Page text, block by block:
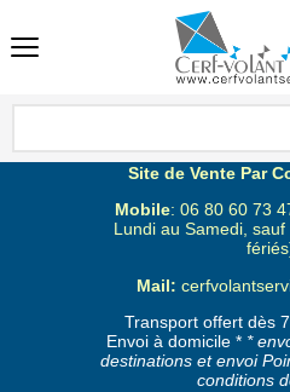
Site de Vente Par
Mobile: 06 80 60 73
Lundi au Samedi,
Mail:
Transport offert dès
Envoi à domicile * *
destinations et envoi
conditions